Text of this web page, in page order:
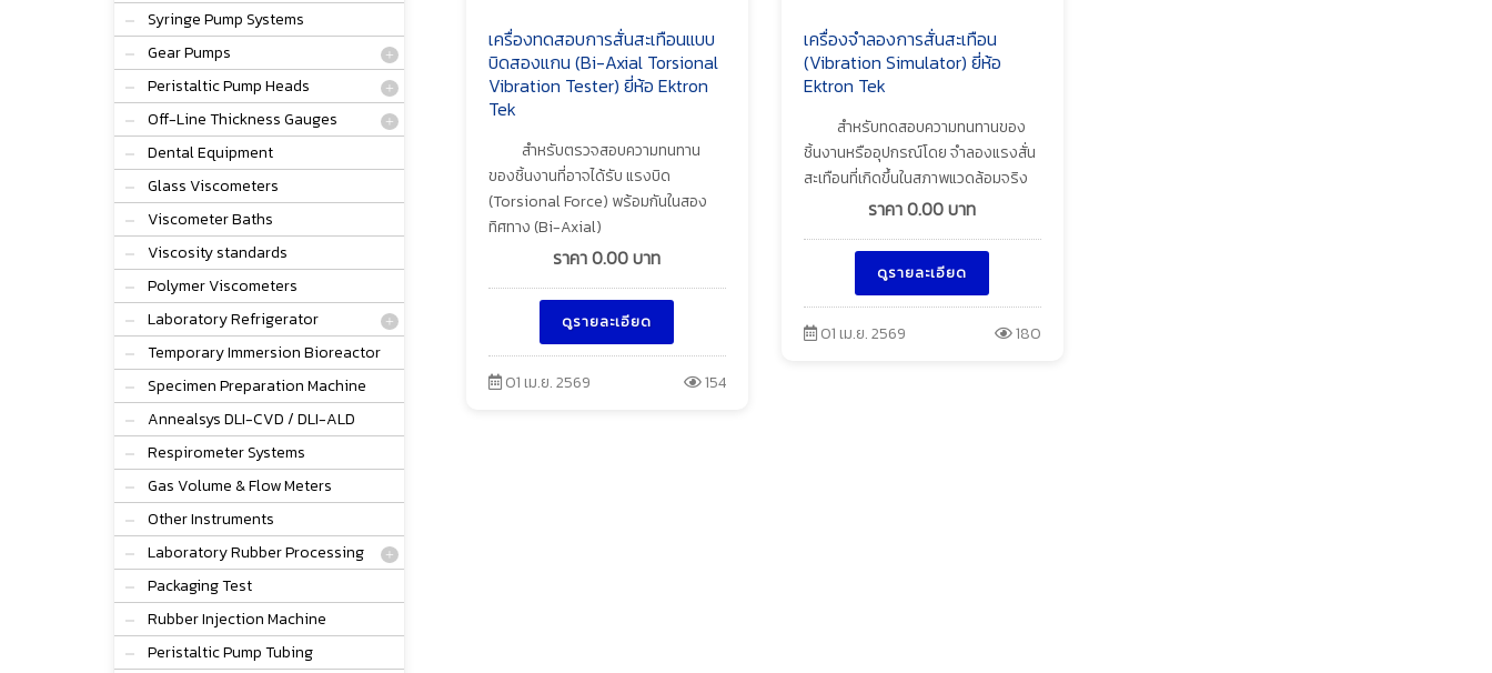
Syringe Pump Systems
Gear Pumps
Peristaltic Pump Heads
Off-Line Thickness Gauges
Dental Equipment
Glass Viscometers
Viscometer Baths
Viscosity standards
Polymer Viscometers
Laboratory Refrigerator
Temporary Immersion Bioreactor
Specimen Preparation Machine
Annealsys DLI-CVD / DLI-ALD
Respirometer Systems
Gas Volume & Flow Meters
Other Instruments
Laboratory Rubber Processing
Packaging Test
Rubber Injection Machine
Peristaltic Pump Tubing
เครื่องทดสอบการสั่นสะเทือนแบบ
บิดสองแกน (Bi-Axial Torsional
Vibration Tester) ยี่ห้อ Ektron
Tek
สำหรับตรวจสอบความทนทาน
ของชิ้นงานที่อาจได้รับ แรงบิด
(Torsional Force) พร้อมกันในสอง
ทิศทาง (Bi-Axial)
ราคา0.00บาท
ดูรายละเอียด
01 เม.ย. 2569 154
เครื่องจำลองการสั่นสะเทือน
(Vibration Simulator) ยี่ห้อ
Ektron Tek
สำหรับทดสอบความทนทานของ
ชิ้นงานหรืออุปกรณ์โดย จำลองแรงสั่น
สะเทือนที่เกิดขึ้นในสภาพแวดล้อมจริง
ราคา0.00บาท
ดูรายละเอียด
01 เม.ย. 2569 180